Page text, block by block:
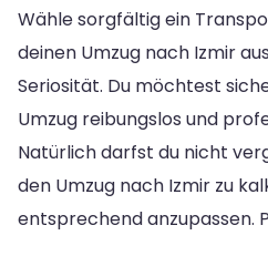
Wähle sorgfältig ein
deinen Umzug nach Izmir
Seriosität. Du möchtest
Umzug reibungslos und
Natürlich darfst du nicht
den Umzug nach Izmir zu
entsprechend anzupassen.